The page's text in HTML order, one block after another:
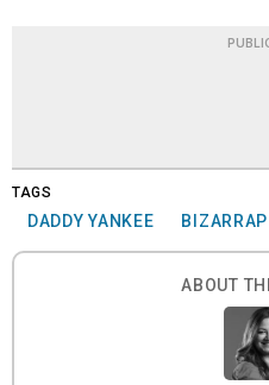
TAGS
DADDY YANKEE BIZARRAP
ABOUT